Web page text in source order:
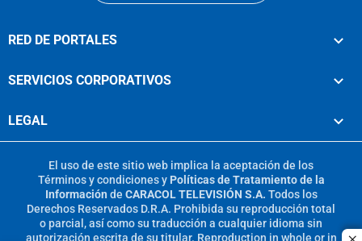
RED DE PORTALES
SERVICIOS CORPORATIVOS
LEGAL
El uso de este sitio web implica la aceptación de los
Términos y condicionesy Políticas de Tratamiento de la
Información de CARACOL TELEVISIÓN S.A. Todos los
Derechos Reservados D.R.A. Prohibida su reproducción total
o parcial, así como su traducción a cualquier idioma sin
autorización escrita de su titular. Reproduction in whole or in